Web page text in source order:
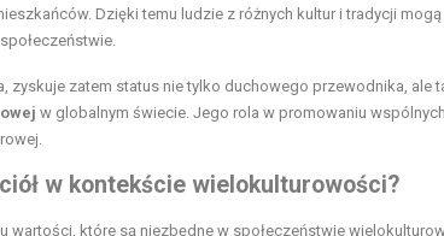
Dzięki temu ludzie z różnych kultur i tradycji
zyskuje zatem status nie tylko duchowego przewodnika, ale
w globalnym świecie. Jego rola w promowaniu
w kontekście wielokulturowości?
wartości, które są niezbędne w społeczeństwie